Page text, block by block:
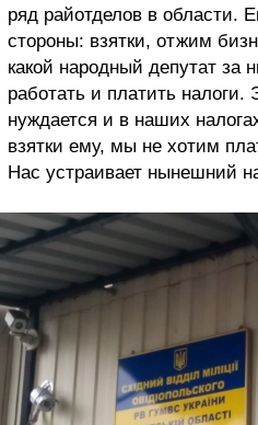
ряд райотделов в области.
стороны: взятки, отжим
какой народный депутат
работать и платить налоги.
нуждается и в наших
взятки ему, мы не хотим
Нас устраивает нынешний